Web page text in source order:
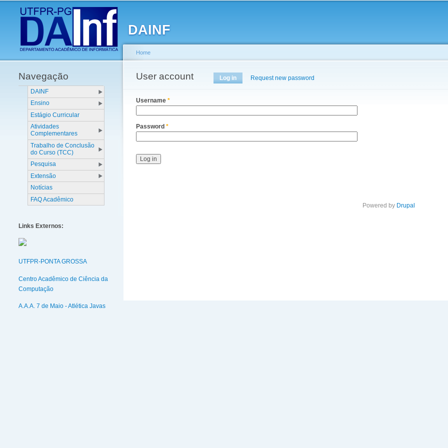
DAINF
Main menu
Navegação
DAINF
Ensino
Estágio Curricular
Atividades
Complementares
Trabalho de Conclusão
do Curso (TCC)
Pesquisa
Extensão
Notícias
FAQ Acadêmico
Links Externos:
UTFPR-PONTA GROSSA
Centro Acadêmico de Ciência da
Computação
A.A.A. 7 de Maio - Atlética Javas
You are here
Home
User account
Primary tabs Log in (active tab)
Request new password
Username *
Password *
Powered by Drupal